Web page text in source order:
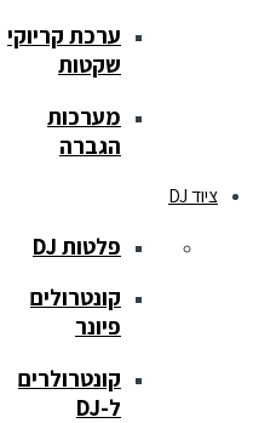
ערכת קריוקי
שקטות
מערכות
הגברה
ציוד DJ
פלטות DJ
קונטרולים
פיונר
קונטרולרים
ל-DJ